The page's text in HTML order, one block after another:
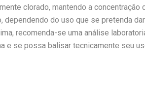
clorado, mantendo a concentração
do uso que se pretenda
recomenda-se uma análise
e se possa balisar tecnicamente seu